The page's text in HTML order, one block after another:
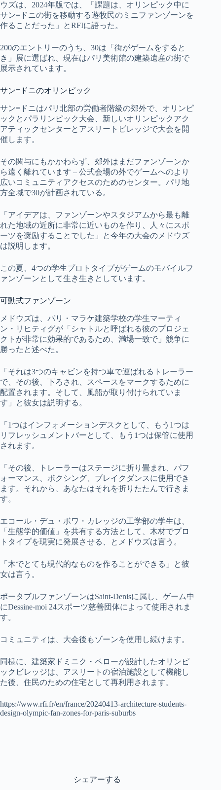
ウズは、2024年版では、「課題は、オリンピック中に
サン=ドニの街を移動する遊牧民のミニファンゾーンを
作ることだった」とRFIに語った。
200のエントリーのうち、30は「街がゲームをすると
き」展に選ばれ、現在はパリ美術館の建築遺産の街で
展示されています。
サン=ドニのオリンピック
サン=ドニはパリ北部の労働者階級の郊外で、オリンピ
ックとパラリンピック大会、新しいオリンピックアク
アティックセンターとアスリートビレッジで大会を開
催します。
その関与にもかかわらず、郊外はまだファンゾーンか
ら遠く離れています – 公式会場の外でゲームへのより
広いコミュニティアクセスのためのセンター。パリ地
方全域で30が計画されている。
「アイデアは、ファンゾーンやスタジアムから最も離
れた地域の近所に非常に近いものを作り、人々にスポ
ーツを奨励することでした」と今年の大会のメドウズ
は説明します。
この夏、4つの学生プロトタイプがゲームのモバイルフ
ァンゾーンとして生き生きとしています。
可動式ファンゾーン
メドウズは、パリ・マラケ建築学校の学生マーティ
ン・リヒティグが「シャトルと呼ばれる彼のプロジェ
クトが非常に効果的であるため、満場一致で」競争に
勝ったと述べた。
「それは3つのキャビンを持つ車で運ばれるトレーラー
で、その後、下ろされ、スペースをマークするために
配置されます。そして、風船が取り付けられていま
す」と彼女は説明する。
「1つはインフォメーションデスクとして、もう1つは
リフレッシュメントバーとして、もう1つは保管に使用
されます。
「その後、トレーラーはステージに折り畳まれ、パフ
ォーマンス、ボクシング、ブレイクダンスに使用でき
ます。それから、あなたはそれを折りたたんで行きま
す。
エコール・デュ・ボワ・カレッジの工学部の学生は、
「生態学的価値」を共有する方法として、木材でプロ
トタイプを現実に発展させる、とメドウズは言う。
「木でとても現代的なものを作ることができる」と彼
女は言う。
ポータブルファンゾーンはSaint-Denisに属し、ゲーム中
にDessine-moi 24スポーツ慈善団体によって使用されま
す。
コミュニティは、大会後もゾーンを使用し続けます。
同様に、建築家ドミニク・ペローが設計したオリンピ
ックビレッジは、アスリートの宿泊施設として機能し
た後、住民のための住宅として再利用されます。
https://www.rfi.fr/en/france/20240413-architecture-students-
design-olympic-fan-zones-for-paris-suburbs
シェアーする